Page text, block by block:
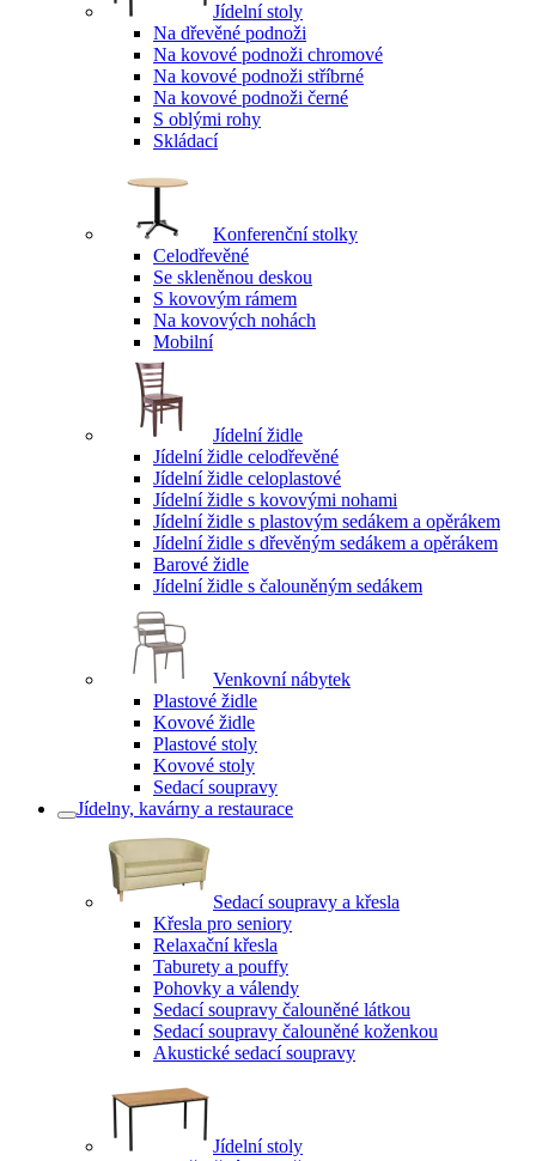
Jídelní stoly
Na dřevěné podnoži
Na kovové podnoži chromové
Na kovové podnoži stříbrné
Na kovové podnoži černé
S oblými rohy
Skládací
Konferenční stolky
Celodřevěné
Se skleněnou deskou
S kovovým rámem
Na kovových nohách
Mobilní
Jídelní židle
Jídelní židle celodřevěné
Jídelní židle celoplastové
Jídelní židle s kovovými nohami
Jídelní židle s plastovým sedákem a opěrákem
Jídelní židle s dřevěným sedákem a opěrákem
Barové židle
Jídelní židle s čalouněným sedákem
Venkovní nábytek
Plastové židle
Kovové židle
Plastové stoly
Kovové stoly
Sedací soupravy
Jídelny, kavárny a restaurace
Sedací soupravy a křesla
Křesla pro seniory
Relaxační křesla
Taburety a pouffy
Pohovky a válendy
Sedací soupravy čalouněné látkou
Sedací soupravy čalouněné koženkou
Akustické sedací soupravy
Jídelní stoly